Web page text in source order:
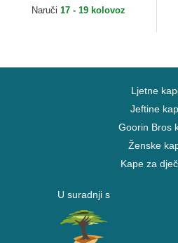
New Era
Naruči 17 - 19 kolovoz
Ljetne
Jeftine
Goorin Bros
Ženske
Kape za
U suradnji s